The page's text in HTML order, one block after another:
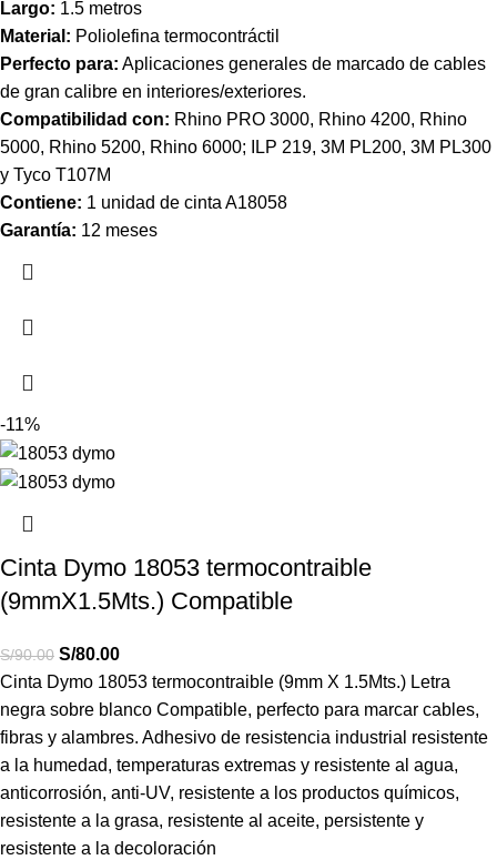
Largo: 1.5 metros
Material: Poliolefina termocontráctil
Perfecto para: Aplicaciones generales de marcado de cables
de gran calibre en interiores/exteriores.
Compatibilidad con: Rhino PRO 3000, Rhino 4200, Rhino
5000, Rhino 5200, Rhino 6000; ILP 219, 3M PL200, 3M PL300
y Tyco T107M
Contiene: 1 unidad de cinta A18058
Garantía: 12 meses
-11%
Cinta Dymo 18053 termocontraible
(9mmX1.5Mts.) Compatible
S/90.00 S/80.00
Cinta Dymo 18053 termocontraible (9mm X 1.5Mts.) Letra
negra sobre blanco Compatible, perfecto para marcar cables,
fibras y alambres. Adhesivo de resistencia industrial resistente
a la humedad, temperaturas extremas y resistente al agua,
anticorrosión, anti-UV, resistente a los productos químicos,
resistente a la grasa, resistente al aceite, persistente y
resistente a la decoloración